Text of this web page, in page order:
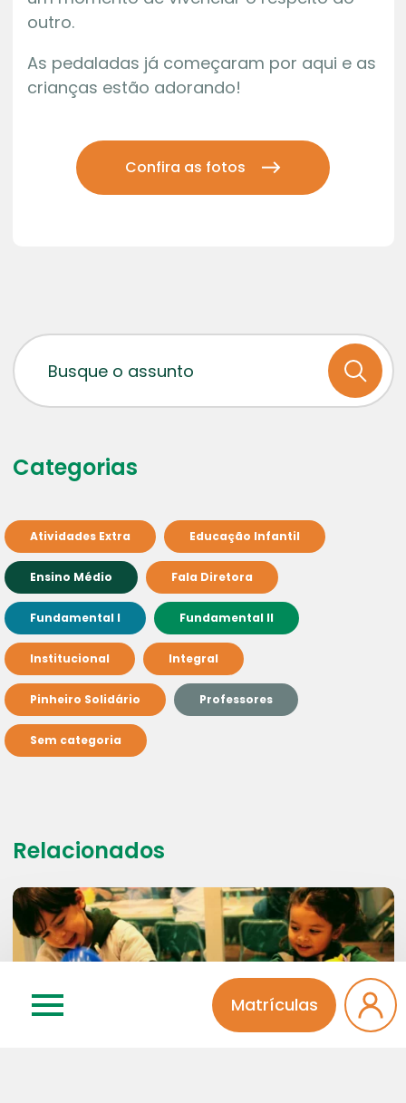
Matrículas
outro.
As pedaladas já começaram por aqui e as
crianças estão adorando!
Confira as fotos
Categorias
Atividades Extra Educação Infantil
Ensino Médio Fala Diretora
Fundamental I Fundamental II
Institucional Integral
Pinheiro Solidário Professores
Sem categoria
Relacionados